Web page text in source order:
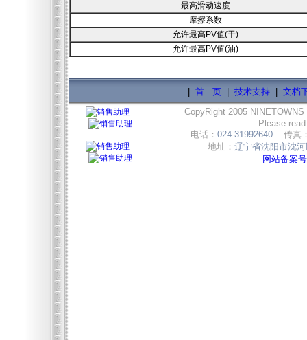
最高滑动速度
摩擦系数
允许最高PV值(干)
允许最高PV值(油)
首 页| 技术支持| 文档
CopyRight 2005 NINETOWNS
Please
电话： 024-31992640 传真
地址： 辽宁省沈阳市沈
网站备案